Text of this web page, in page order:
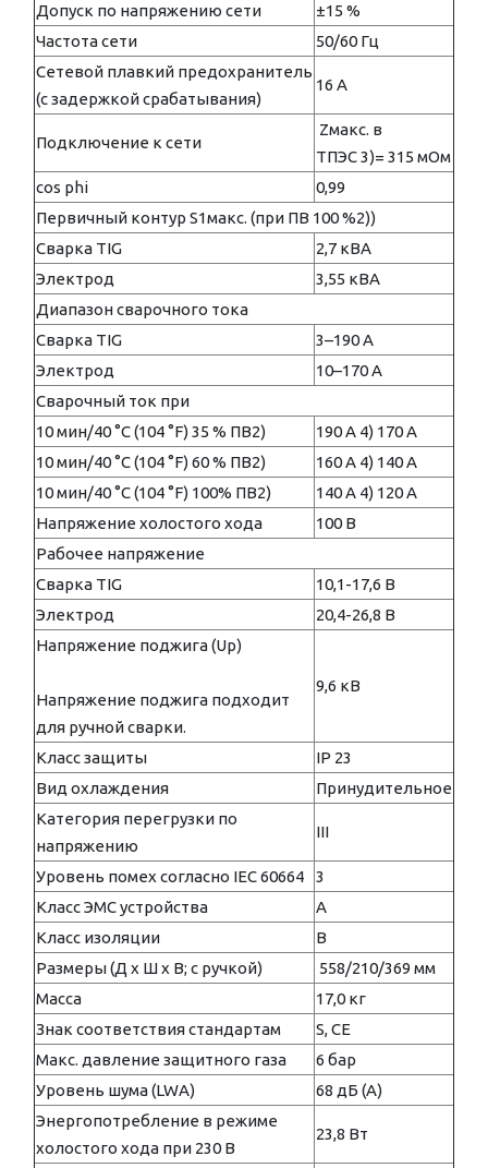
Допуск по напряжению сети
±15 %
Частота сети
50/60 Гц
Сетевой плавкий предохранитель
(с задержкой срабатывания)
16 A
Подключение к сети
Zмакс. в
ТПЭС 3)= 315 мОм
cos phi
0,99
Первичный контур S1макс. (при ПВ 100 %2))
Сварка TIG
2,7 кВА
Электрод
3,55 кВА
Диапазон сварочного тока
Сварка TIG
3–190 А
Электрод
10–170 А
Сварочный ток при
10 мин/40 °C (104 °F) 35 % ПВ2)
190 А 4) 170 А
10 мин/40 °C (104 °F) 60 % ПВ2)
160 А 4) 140 А
10 мин/40 °C (104 °F) 100% ПВ2)
140 А 4) 120 А
Напряжение холостого хода
100 В
Рабочее напряжение
Сварка TIG
10,1-17,6 В
Электрод
20,4-26,8 В
Напряжение поджига (Up)
Напряжение поджига подходит
для ручной сварки.
9,6 кВ
Класс защиты
IP 23
Вид охлаждения
Принудительное
Категория перегрузки по
напряжению
III
Уровень помех согласно IEC 60664
3
Класс ЭМС устройства
A
Класс изоляции
B
Размеры (Д x Ш x В; с ручкой)
558/210/369 мм
Масса
17,0 кг
Знак соответствия стандартам
S, CE
Макс. давление защитного газа
6 бар
Уровень шума (LWA)
68 дБ (А)
Энергопотребление в режиме
холостого хода при 230 В
23,8 Вт